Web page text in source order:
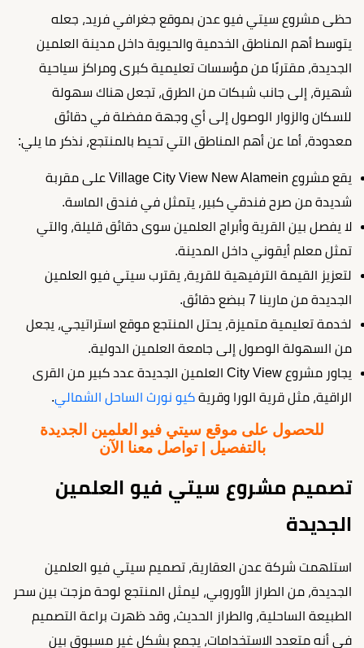
حظى مشروع سيتي فيو عدن بموقع جغرافي فريد، جعله
يتوسط أهم المناطق الخدمية والحيوية داخل مدينة العلمين
الجديدة، مقتربًا من مؤسسات تعليمية كبرى ومراكز سياحية
شهيرة، إلى جانب شبكات من الطرق، تجعل هناك سهولة
للسكان والزوار الوصول إلى أي وجهة مفضلة في دقائق
معدودة، أما عن أهم المناطق التي تحيط بالمنتجع، نذكر ما يلي:
يقع مشروع Village City View New Alamein على مقربة
شديدة من صرح فندقي كبير، يتمثل في فندق الماسة.
لا يفصل بين القرية وأبراج العلمين سوى دقائق قليلة، والتي
تمثل معلم أيقوني داخل المدينة.
لتعزيز القيمة الترفيهية للقرية، يقترب سيتي فيو العلمين
الجديدة من مارينا 7 ببضع دقائق.
لخدمة تعليمية متميزة، يحتل المنتجع موقع استراتيجي، يجعل
من السهولة الوصول إلى جامعة العلمين الدولية.
يجاور مشروع City View العلمين الجديدة عدد كبير من القرى
الراقية، مثل قرية الورا وقرية كيو نورث الساحل الشمالي.
للحصول على موقع سيتي فيو العلمين الجديدة
بالتفصيل | تواصل معنا الآن
تصميم مشروع سيتي فيو العلمين
الجديدة
استلهمت شركة عدن العقارية، تصميم سيتي فيو العلمين
الجديدة، من الطراز الأوروبي، ليمثل المنتجع لوحة مزجت بين سحر
الطبيعة الساحلية، والطراز الحديث، وقد ظهرت براعة التصميم
في أنه متعدد الاستخدامات، يجمع بشكل غير مسبوق بين